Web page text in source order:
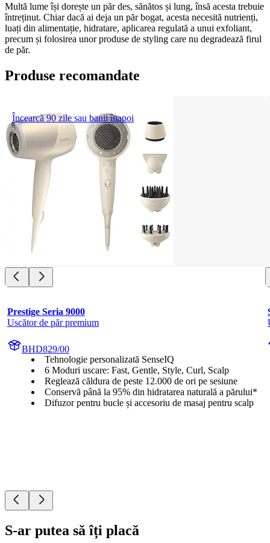
Multă lume își dorește un păr des, sănătos și lung, însă acesta trebuie
întreținut. Chiar dacă ai deja un păr bogat, acesta necesită nutrienți,
luați din alimentație, hidratare, aplicarea regulată a unui exfoliant,
precum și folosirea unor produse de styling care nu degradează firul
de păr.
Produse recomandate
Încearcă 90 zile sau banii înapoi
Prestige Seria 9000
Uscător de păr premium
BHD829/00
Tehnologie personalizată SenseIQ
6 Moduri uscare: Fast, Gentle, Style, Curl, Scalp
Reglează căldura de peste 12.000 de ori pe sesiune
Conservă până la 95% din hidratarea naturală a părului*
Difuzor pentru bucle și accesoriu de masaj pentru scalp
S-ar putea să îți placă